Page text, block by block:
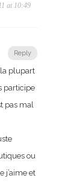
at 10:49
Reply
la plupart
participe
pas mal
ou
j’aime et